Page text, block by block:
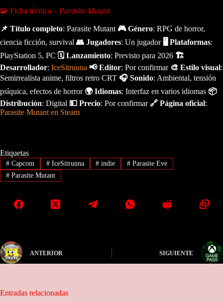
🧩 Ficha técnica – Parasite Mutant
📌 Título completo: Parasite Mutant 🎮 Género: RPG de horror,
ciencia ficción, survival 👥 Jugadores: Un jugador 🖥️ Plataformas:
PlayStation 5, PC 🗓️ Lanzamiento: Previsto para 2026 🏗️
Desarrollador: IceSitruuna 📢 Editor: Por confirmar 🎨 Estilo visual:
Semirrealista anime, filtros retro CRT 🎧 Sonido: Ambiental, tensión
psíquica, efectos de horror 🌍 Idiomas: Interfaz en varios idiomas 📦
Distribución: Digital 💵 Precio: Por confirmar 🔗 Página oficial:
Parasite Mutant en Steam
Etiquetas
#Capcom #IceSitruuna # indie # Parasite Eve
#Parasite Mutant
ANTERIOR SIGUIENTE
Entradas relacionadas